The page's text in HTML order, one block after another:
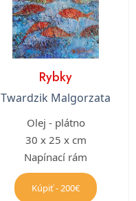
Rybky
Twardzik Malgorzata
Olej - plátno
30 x 25 x cm
Napínací rám
Kúpiť - 200€